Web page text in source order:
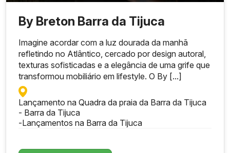
By Breton Barra da Tijuca
Imagine acordar com a luz dourada da manhã
refletindo no Atlântico, cercado por design autoral,
texturas sofisticadas e a elegância de uma grife que
transformou mobiliário em lifestyle. O By [...]
Lançamento na Quadra da praia da Barra da Tijuca
- Barra da Tijuca
-Lançamentos na Barra da Tijuca